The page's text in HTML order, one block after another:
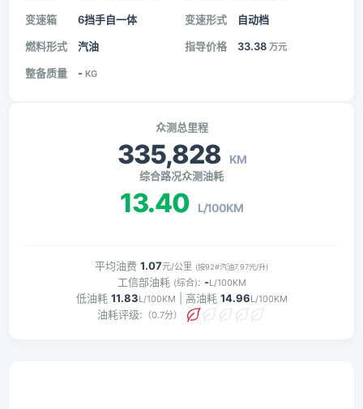
变速箱 6挡手自一体 变速形式 自动档
燃料形式 汽油 指导价格 33.38 万元
整备质量 - KG
众测总里程
335,828 KM
综合路况众测油耗
13.40 L/100KM
平均油费 1.07元/公里 (按92#汽油7.97元/升)
工信部油耗 (综合): -L/100KM
低油耗 11.83L/100KM | 高油耗 14.96L/100KM
油耗评级: （0.7分）